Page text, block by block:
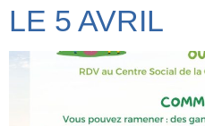
LE 5 AVRIL